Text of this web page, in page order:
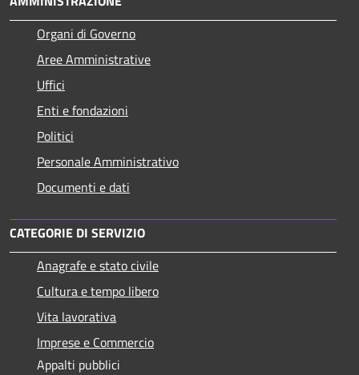
Organi di Governo
Aree Amministrative
Uffici
Enti e fondazioni
Politici
Personale Amministrativo
Documenti e dati
CATEGORIE DI SERVIZIO
Anagrafe e stato civile
Cultura e tempo libero
Vita lavorativa
Imprese e Commercio
Appalti pubblici